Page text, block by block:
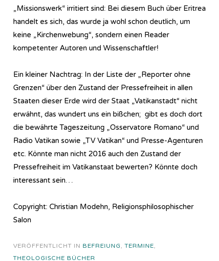
„Missionswerk“ irritiert sind: Bei diesem Buch über Eritrea
handelt es sich, das wurde ja wohl schon deutlich, um
keine „Kirchenwebung“, sondern einen Reader
kompetenter Autoren und Wissenschaftler!
Ein kleiner Nachtrag: In der Liste der „Reporter ohne
Grenzen“ über den Zustand der Pressefreiheit in allen
Staaten dieser Erde wird der Staat „Vatikanstadt“ nicht
erwähnt, das wundert uns ein bißchen; gibt es doch dort
die bewährte Tageszeitung „Osservatore Romano“ und
Radio Vatikan sowie „TV Vatikan“ und Presse-Agenturen
etc. Könnte man nicht 2016 auch den Zustand der
Pressefreiheit im Vatikanstaat bewerten? Könnte doch
interessant sein…
Copyright: Christian Modehn, Religionsphilosophischer
Salon
VERÖFFENTLICHT IN BEFREIUNG, TERMINE,
THEOLOGISCHE BÜCHER